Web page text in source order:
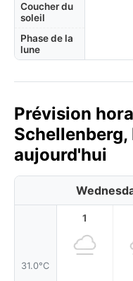
Coucher du
soleil
Phase de la
lune
Prévision
aujourd'hui
31.0°C
1